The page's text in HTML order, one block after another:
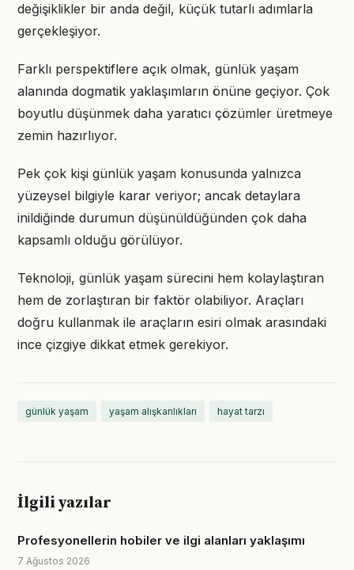
değişiklikler bir anda değil, küçük tutarlı adımlarla
gerçekleşiyor.
Farklı perspektiflere açık olmak, günlük yaşam
alanında dogmatik yaklaşımların önüne geçiyor. Çok
boyutlu düşünmek daha yaratıcı çözümler üretmeye
zemin hazırlıyor.
Pek çok kişi günlük yaşam konusunda yalnızca
yüzeysel bilgiyle karar veriyor; ancak detaylara
inildiğinde durumun düşünüldüğünden çok daha
kapsamlı olduğu görülüyor.
Teknoloji, günlük yaşam sürecini hem kolaylaştıran
hem de zorlaştıran bir faktör olabiliyor. Araçları
doğru kullanmak ile araçların esiri olmak arasındaki
ince çizgiye dikkat etmek gerekiyor.
günlük yaşam yaşam alışkanlıkları hayat tarzı
İlgili yazılar
Profesyonellerin hobiler ve ilgi alanları yaklaşımı
7 Ağustos 2026